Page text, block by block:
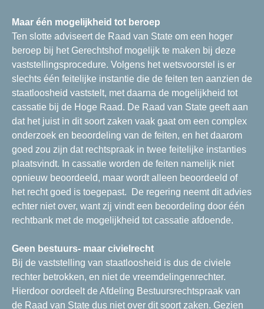
Maar één mogelijkheid tot beroep
Ten slotte adviseert de Raad van State om een hoger
beroep bij het Gerechtshof mogelijk te maken bij deze
vaststellingsprocedure. Volgens het wetsvoorstel is er
slechts één feitelijke instantie die de feiten ten aanzien de
staatloosheid vaststelt, met daarna de mogelijkheid tot
cassatie bij de Hoge Raad. De Raad van State geeft aan
dat het juist in dit soort zaken vaak gaat om een complex
onderzoek en beoordeling van de feiten, en het daarom
goed zou zijn dat rechtspraak in twee feitelijke instanties
plaatsvindt. In cassatie worden de feiten namelijk niet
opnieuw beoordeeld, maar wordt alleen beoordeeld of
het recht goed is toegepast. De regering neemt dit advies
echter niet over, want zij vindt een beoordeling door één
rechtbank met de mogelijkheid tot cassatie afdoende.
Geen bestuurs- maar civielrecht
Bij de vaststelling van staatloosheid is dus de civiele
rechter betrokken, en niet de vreemdelingenrechter.
Hierdoor oordeelt de Afdeling Bestuursrechtspraak van
de Raad van State dus niet over dit soort zaken. Gezien